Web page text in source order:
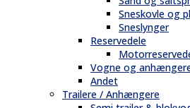
Sneskovle og
Sneslynger
Reservedele
Vogne og
Andet
Trailere / Anhængere